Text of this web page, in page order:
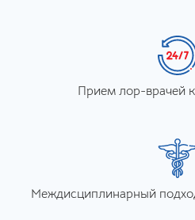
Прием лор-врачей
Междисциплинарный